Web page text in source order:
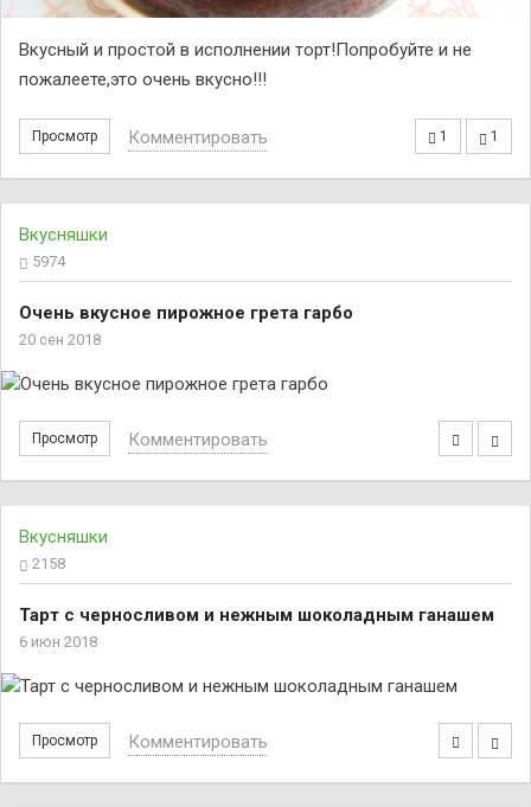
Вкусный и простой в исполнении торт!Попробуйте и не
пожалеете,это очень вкусно!!!
Просмотр 1 1
Комментировать
Вкусняшки
5974
Очень вкусное пирожное грета гарбо
20 сен 2018
Просмотр Комментировать
Вкусняшки
2158
Тарт с черносливом и нежным шоколадным ганашем
6 июн 2018
Просмотр Комментировать